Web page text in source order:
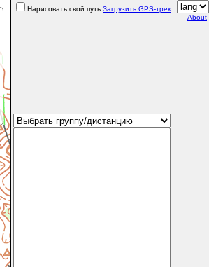
Нарисовать свой путь Загрузить GPS-трек
About